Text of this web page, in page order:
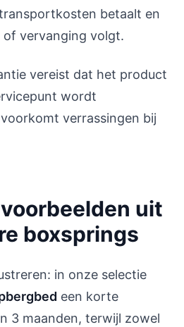
betaalt en
of vervanging volgt.
vereist dat het product
wordt
verrassingen bij
uit
boxsprings
in onze selectie
een korte
3 maanden, terwijl zowel